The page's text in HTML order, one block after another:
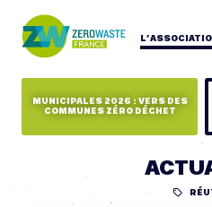
MUNICIPALES 2026 : VERS DES
COMMUNES ZÉRO DÉCHET